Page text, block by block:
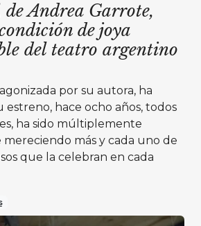
de Andrea Garrote,
de joya
del teatro argentino
por su autora, ha
estreno, hace ocho años, todos
ha sido múltiplemente
mereciendo más y cada uno de
que la celebran en cada